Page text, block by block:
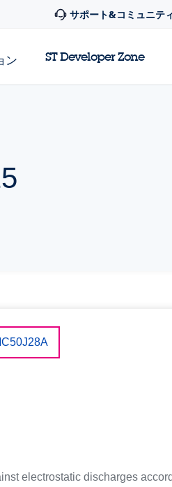
サポート&コミュニテ
ン ST Developer Zone
electrostatic discharges